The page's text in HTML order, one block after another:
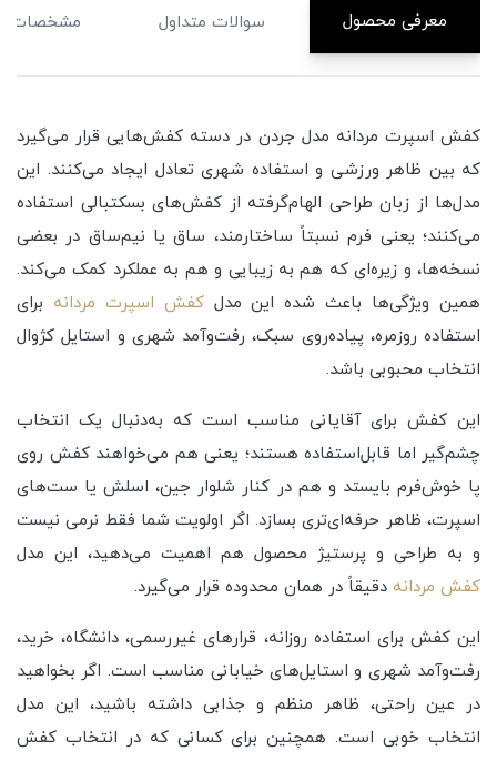
معرفی محصول سوالات متداول مشخصات
کفش اسپرت مردانه مدل جردن در دسته کفش‌هایی قرار می‌گیرد
که بین ظاهر ورزشی و استفاده شهری تعادل ایجاد می‌کنند. این
مدل‌ها از زبان طراحی الهام‌گرفته از کفش‌های بسکتبالی استفاده
می‌کنند؛ یعنی فرم نسبتاً ساختارمند، ساق یا نیم‌ساق در بعضی
نسخه‌ها، و زیره‌ای که هم به زیبایی و هم به عملکرد کمک می‌کند.
همین ویژگی‌ها باعث شده این مدلکفش اسپرت مردانه برای
استفاده روزمره، پیاده‌روی سبک، رفت‌وآمد شهری و استایل کژوال
انتخاب محبوبی باشد.
این کفش برای آقایانی مناسب است که به‌دنبال یک انتخاب
چشم‌گیر اما قابل‌استفاده هستند؛ یعنی هم می‌خواهند کفش روی
پا خوش‌فرم بایستد و هم در کنار شلوار جین، اسلش یا ست‌های
اسپرت، ظاهر حرفه‌ای‌تری بسازد. اگر اولویت شما فقط نرمی نیست
و به طراحی و پرستیژ محصول هم اهمیت می‌دهید، این مدل
کفش مردانه دقیقاً در همان محدوده قرار می‌گیرد.
این کفش برای استفاده روزانه، قرارهای غیررسمی، دانشگاه، خرید،
رفت‌وآمد شهری و استایل‌های خیابانی مناسب است. اگر بخواهید
در عین راحتی، ظاهر منظم و جذابی داشته باشید، این مدل
انتخاب خوبی است. همچنین برای کسانی که در انتخاب کفش